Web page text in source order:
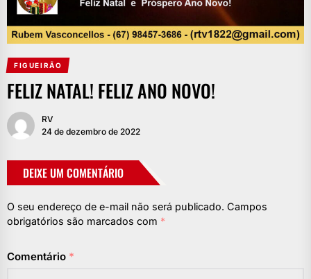
FIGUEIRÃO
FELIZ NATAL! FELIZ ANO NOVO!
RV
24 de dezembro de 2022
DEIXE UM COMENTÁRIO
O seu endereço de e-mail não será publicado. Campos
obrigatórios são marcados com *
Comentário *